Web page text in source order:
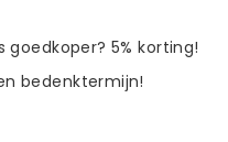
goedkoper? 5% korting!
bedenktermijn!